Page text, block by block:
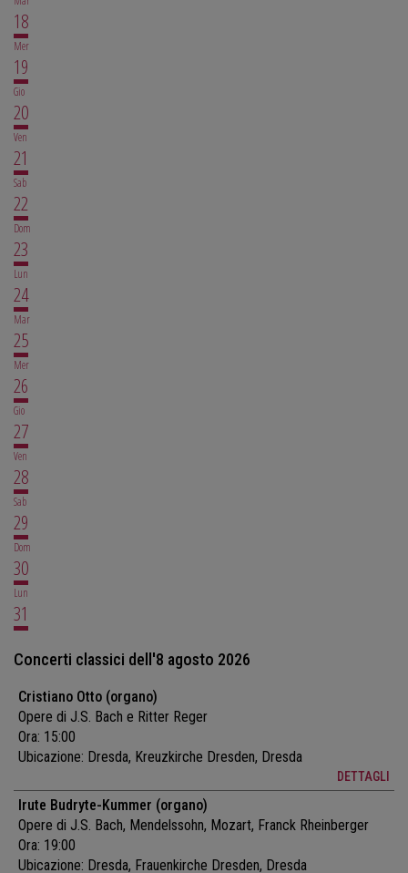
18
Mer
19
Gio
20
Ven
21
Sab
22
Dom
23
Lun
24
Mar
25
Mer
26
Gio
27
Ven
28
Sab
29
Dom
30
Lun
31
Concerti classici dell'8 agosto 2026
Cristiano Otto (organo)
Opere di J.S. Bach e Ritter Reger
Ora: 15:00
Ubicazione: Dresda, Kreuzkirche Dresden, Dresda
DETTAGLI
Irute Budryte-Kummer (organo)
Opere di J.S. Bach, Mendelssohn, Mozart, Franck Rheinberger
Ora: 19:00
Ubicazione: Dresda, Frauenkirche Dresden, Dresda